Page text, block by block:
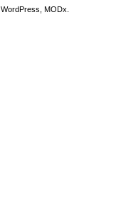
WordPress, MODx.